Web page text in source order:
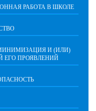
РАБОТА В ШКОЛЕ
И (ИЛИ)
ЕГО ПРОЯВЛЕНИЙ